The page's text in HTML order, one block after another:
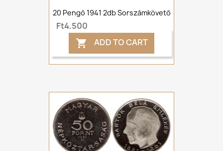
20 Pengő 1941 2db Sorszámkövető
Ft4,500
 ADD TO CART